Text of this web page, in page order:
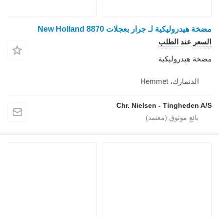
مضخة هيدروليكية لـ جرار بعجلات New Holland 8870
السعر عند الطلب
مضخة هيدروليكية
الدنمارك، Hemmet
Chr. Nielsen - Tingheden A/S